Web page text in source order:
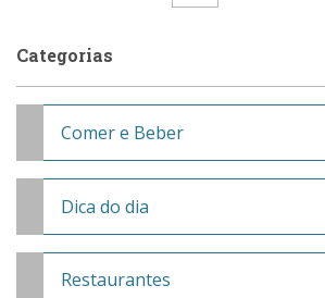
Categorias
Comer e Beber
Dica do dia
Restaurantes